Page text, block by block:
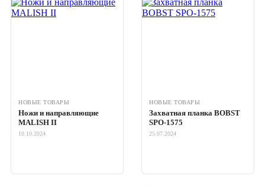
НОВЫЕ ТОВАРЫ
Ножи и направляющие
MALISH II
10.10.2024
НОВЫЕ ТОВАРЫ
Захватная планка BOBST
SPO-1575
25.07.2024